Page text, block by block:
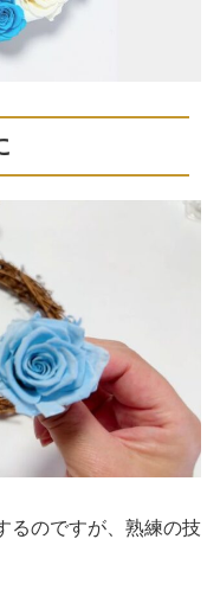
るのですが、熟練の技